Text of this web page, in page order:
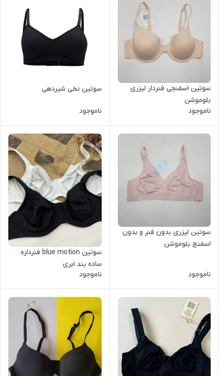
سوتین اسفنجی فنردار لیزری
بلوموشن
ناموجود
سوتین نخی شیردهی
ناموجود
سوتین لیزری بدون فنر و بدون
اسفنج بلوموشن
ناموجود
سوتین blue motion فنرداره
ساده بند ابری
ناموجود